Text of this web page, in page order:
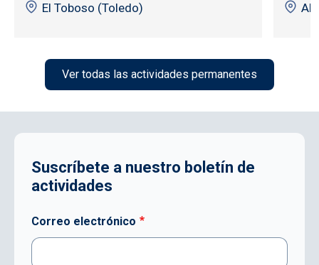
El Toboso (Toledo)
Ver todas las actividades permanentes
Suscríbete a nuestro boletín de
actividades
Correo electrónico